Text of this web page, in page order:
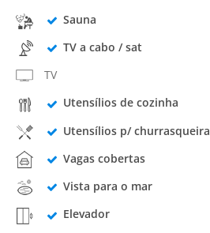
Sauna
TV a cabo / sat
TV
Utensílios de cozinha
Utensílios p/ churrasqueira
Vagas cobertas
Vista para o mar
Elevador